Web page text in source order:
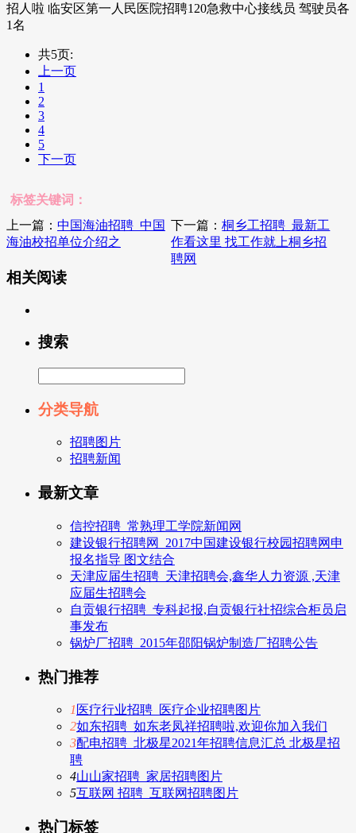
招人啦 临安区第一人民医院招聘120急救中心接线员 驾驶员各
1名
共5页:
上一页
1
2
3
4
5
下一页
标签关键词：
上一篇： 中国海油招聘_中国
海油校招单位介绍之
下一篇：桐乡工招聘_最新工
作看这里 找工作就上桐乡招
聘网
相关阅读
搜索
分类导航
招聘图片
招聘新闻
最新文章
信控招聘_常熟理工学院新闻网
建设银行招聘网_2017中国建设银行校园招聘网申
报名指导 图文结合
天津应届生招聘_天津招聘会,鑫华人力资源 ,天津
应届生招聘会
自贡银行招聘_专科起报,自贡银行社招综合柜员启
事发布
锅炉厂招聘_2015年邵阳锅炉制造厂招聘公告
热门推荐
1 医疗行业招聘_医疗企业招聘图片
2如东招聘_如东老凤祥招聘啦,欢迎你加入我们
3配电招聘_北极星2021年招聘信息汇总 北极星招
聘
4山山家招聘_家居招聘图片
5互联网 招聘_互联网招聘图片
热门标签